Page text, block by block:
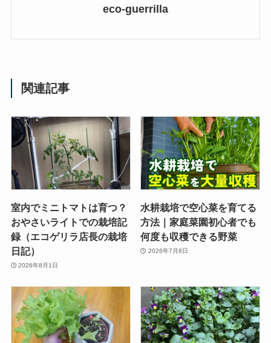
eco-guerrilla
関連記事
室内でミニトマトは育つ？
おやさいライトでの栽培記
録（エコゲリラ店長の栽培
日記）
2026年8月1日
水耕栽培で空心菜を育てる
方法｜家庭菜園初心者でも
何度も収穫できる野菜
2026年7月8日